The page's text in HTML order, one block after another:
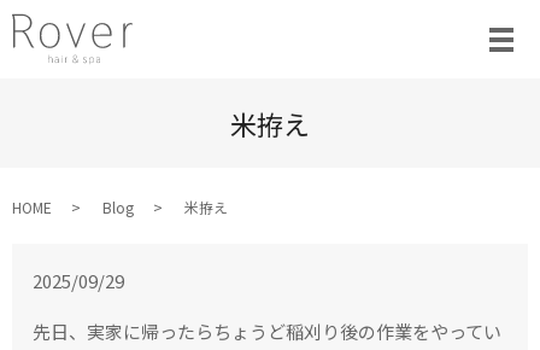
米拵え
HOME Blog 米拵え
2025/09/29
先日、実家に帰ったらちょうど稲刈り後の作業をやってい